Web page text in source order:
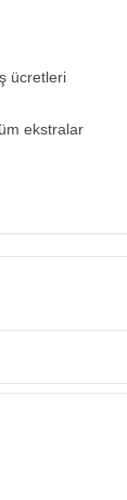
ücretleri
ekstralar